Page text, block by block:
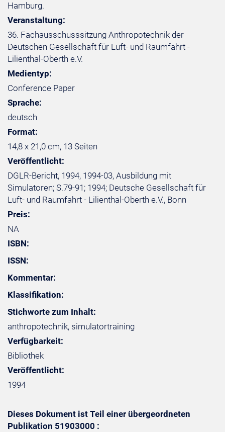
Hamburg.
Veranstaltung:
36. Fachausschusssitzung Anthropotechnik der
Deutschen Gesellschaft für Luft- und Raumfahrt -
Lilienthal-Oberth e.V.
Medientyp:
Conference Paper
Sprache:
deutsch
Format:
14,8 x 21,0 cm, 13 Seiten
Veröffentlicht:
DGLR-Bericht, 1994, 1994-03, Ausbildung mit
Simulatoren; S.79-91; 1994; Deutsche Gesellschaft für
Luft- und Raumfahrt - Lilienthal-Oberth e.V., Bonn
Preis:
NA
ISBN:
ISSN:
Kommentar:
Klassifikation:
Stichworte zum Inhalt:
anthropotechnik, simulatortraining
Verfügbarkeit:
Bibliothek
Veröffentlicht:
1994
Dieses Dokument ist Teil einer übergeordneten
Publikation 51903000 :